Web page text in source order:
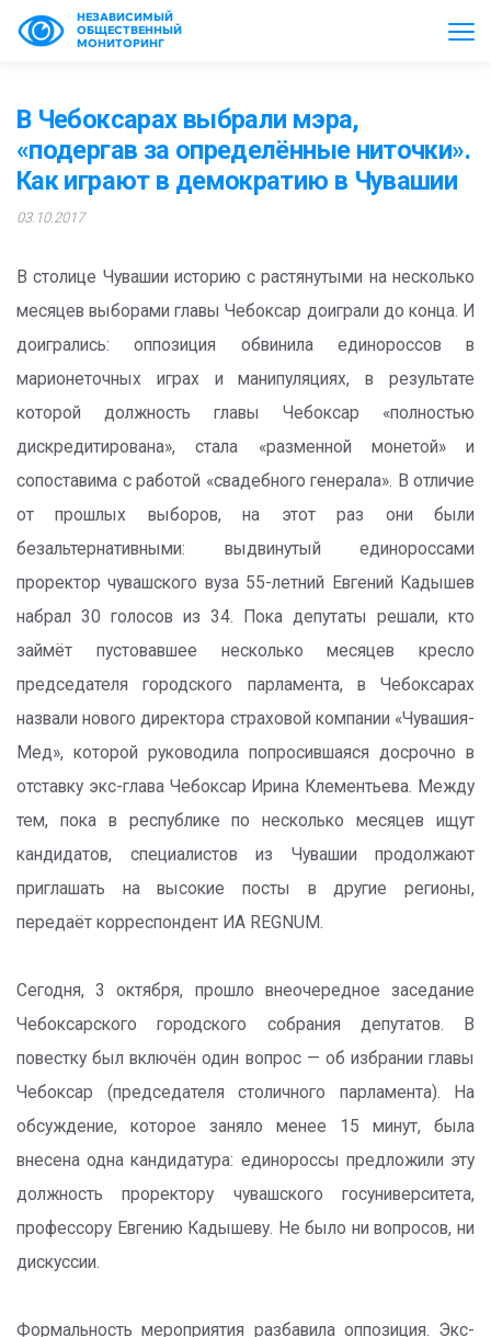
НЕЗАВИСИМЫЙ
ОБЩЕСТВЕННЫЙ
МОНИТОРИНГ
В Чебоксарах выбрали мэра,
«подергав за определённые ниточки».
Как играют в демократию в Чувашии
03.10.2017
В столице Чувашии историю с растянутыми на несколько
месяцев выборами главы Чебоксар доиграли до конца. И
доигрались: оппозиция обвинила единороссов в
марионеточных играх и манипуляциях, в результате
которой должность главы Чебоксар «полностью
дискредитирована», стала «разменной монетой» и
сопоставима с работой «свадебного генерала». В отличие
от прошлых выборов, на этот раз они были
безальтернативными: выдвинутый единороссами
проректор чувашского вуза 55-летний Евгений Кадышев
набрал 30 голосов из 34. Пока депутаты решали, кто
займёт пустовавшее несколько месяцев кресло
председателя городского парламента, в Чебоксарах
назвали нового директора страховой компании «Чувашия-
Мед», которой руководила попросившаяся досрочно в
отставку экс-глава Чебоксар Ирина Клементьева. Между
тем, пока в республике по несколько месяцев ищут
кандидатов, специалистов из Чувашии продолжают
приглашать на высокие посты в другие регионы,
передаёт корреспондент ИА REGNUM.
Сегодня, 3 октября, прошло внеочередное заседание
Чебоксарского городского собрания депутатов. В
повестку был включён один вопрос — об избрании главы
Чебоксар (председателя столичного парламента). На
обсуждение, которое заняло менее 15 минут, была
внесена одна кандидатура: единороссы предложили эту
должность проректору чувашского госуниверситета,
профессору Евгению Кадышеву. Не было ни вопросов, ни
дискуссии.
Формальность мероприятия разбавила оппозиция. Экс-